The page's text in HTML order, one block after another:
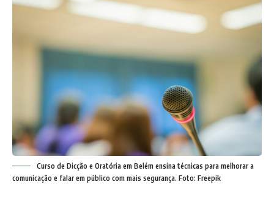
Curso de Dicção e Oratória em Belém ensina técnicas para melhorar a
comunicação e falar em público com mais segurança. Foto: Freepik